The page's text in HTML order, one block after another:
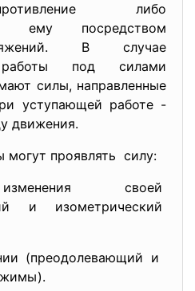
либо
ему посредством
В случае
работы под силами
силы, направленные
уступающей работе -
движения.
проявлять силу:
своей
и изометрический
(преодолевающий и